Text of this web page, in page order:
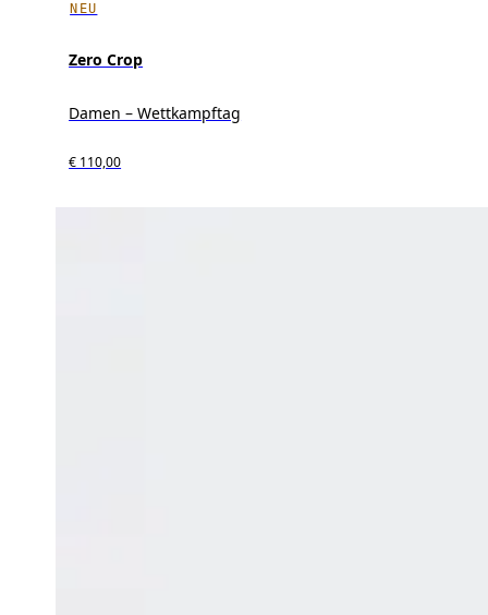
NEU
Zero Crop
Damen – Wettkampftag
€ 110,00